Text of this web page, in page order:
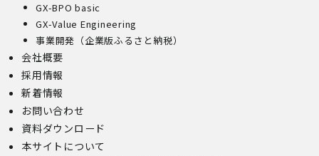
GX-BPO basic
GX-Value Engineering
事業開発（企業版ふるさと納税）
会社概要
採用情報
新着情報
お問い合わせ
資料ダウンロード
本サイトについて